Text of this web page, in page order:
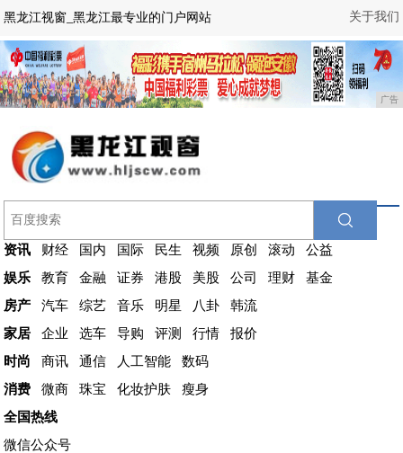
关于我们
黑龙江视窗_黑龙江最专业的门户网站
广告
资讯 财经 国内 国际 民生 视频 原创 滚动
公益
娱乐
教育 金融 证券 港股 美股 公司 理财
基金
房产
汽车 综艺 音乐 明星 八卦
韩流
家居
企业 选车 导购 评测 行情
报价
时尚
商讯 通信 人工智能
数码
消费
微商 珠宝 化妆护肤
瘦身
全国热线
微信公众号